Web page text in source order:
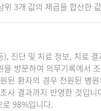
3개 값의 제곱을 합산한 값
진단 및 치료 정보, 치료
방문하여 의무기록에서
된 환자의 경우 전원된 병
사 결과까지 반영한 것입
98%입니다.